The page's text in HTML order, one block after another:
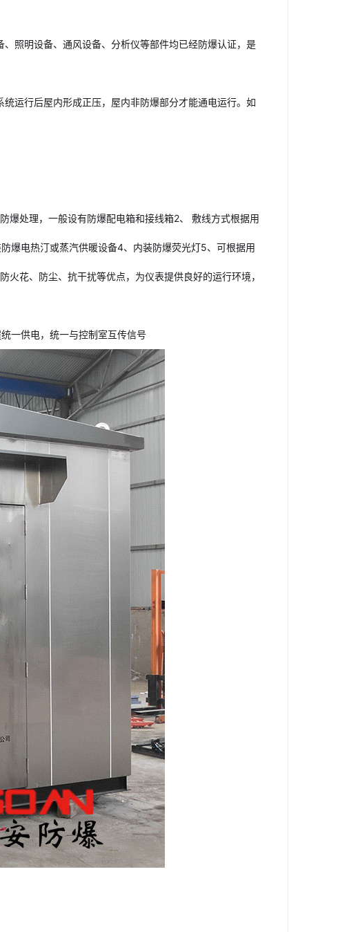
照明设备、通风设备、分析仪等部件均已经防爆认证，是
运行后屋内形成正压，屋内非防爆部分才能通电运行。如
爆处理，一般设有防爆配电箱和接线箱2、 敷线方式根据用
爆电热汀或蒸汽供暖设备4、内装防爆荧光灯5、可根据用
花、防尘、抗干扰等优点，为仪表提供良好的运行环境，
一供电，统一与控制室互传信号